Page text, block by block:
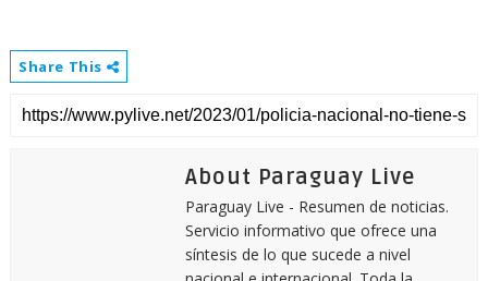
Share This
About Paraguay Live
Paraguay Live - Resumen de noticias.
Servicio informativo que ofrece una
síntesis de lo que sucede a nivel